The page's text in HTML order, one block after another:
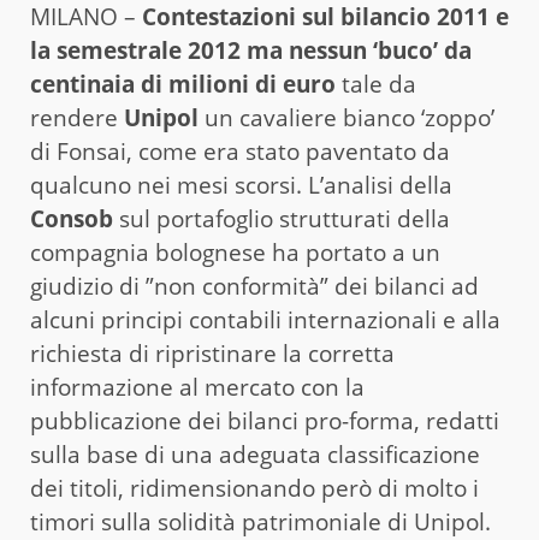
MILANO – Contestazioni sul bilancio 2011 e
la semestrale 2012 ma nessun ‘buco’ da
centinaia di milioni di euro tale da
rendere Unipol un cavaliere bianco ‘zoppo’
di Fonsai, come era stato paventato da
qualcuno nei mesi scorsi. L’analisi della
Consob sul portafoglio strutturati della
compagnia bolognese ha portato a un
giudizio di ”non conformità” dei bilanci ad
alcuni principi contabili internazionali e alla
richiesta di ripristinare la corretta
informazione al mercato con la
pubblicazione dei bilanci pro-forma, redatti
sulla base di una adeguata classificazione
dei titoli, ridimensionando però di molto i
timori sulla solidità patrimoniale di Unipol.